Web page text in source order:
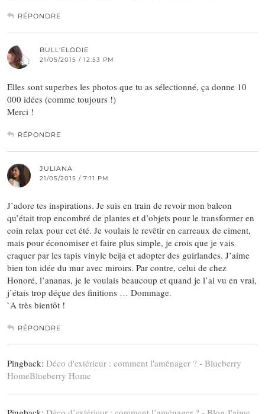
RÉPONDRE
BULL'ELODIE
21/05/2015 / 12:53 PM
Elles sont superbes les photos que tu as sélectionné, ça donne 10
000 idées (comme toujours !)
Merci !
RÉPONDRE
JULIANA
21/05/2015 / 7:11 PM
J’adore tes inspirations. Je suis en train de revoir mon balcon
qu’était trop encombré de plantes et d’objets pour le transformer en
coin relax pour cet été. Je voulais le revêtir en carreaux de ciment,
mais pour économiser et faire plus simple, je crois que je vais
craquer par les tapis vinyle beija et adopter des guirlandes. J’aime
bien ton idée du mur avec miroirs. Par contre, celui de chez
Honoré, l’ananas, je le voulais beaucoup et quand je l’ai vu en vrai,
j’étais trop déçue des finitions … Dommage.
`A très bientôt !
RÉPONDRE
Pingback: Déco d'extérieur : comment l'aménager ? - Blueberry
HomeBlueberry Home